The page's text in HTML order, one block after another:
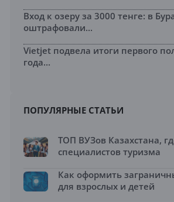
Вход к озеру за 3000 тенге: в
оштрафовали...
Vietjet подвела итоги первого
года...
ПОПУЛЯРНЫЕ СТАТЬИ
ТОП ВУЗов Казахстана,
специалистов туризма
Как оформить
для взрослых и детей